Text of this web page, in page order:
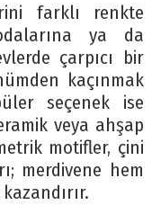
farklı renkte
ya da
çarpıcı bir
kaçınmak
seçenek ise
veya ahşap
motifler, çini
merdivene hem